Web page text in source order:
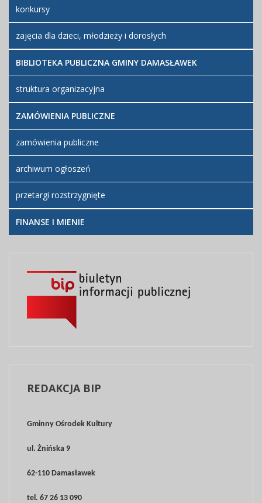
konkursy
zajęcia dla dzieci, młodzieży i dorosłych
BIBLIOTEKA PUBLICZNA GMINY DAMASŁAWEK
struktura organizacyjna
ZAMÓWIENIA PUBLICZNE
zamówienia publiczne
archiwum ogłoszeń
przetargi rozstrzygnięte
FINANSE I MIENIE
REDAKCJABIP
Gminny Ośrodek Kultury
ul. Żnińska 9
62-110 Damasławek
tel. 67 26 13 090